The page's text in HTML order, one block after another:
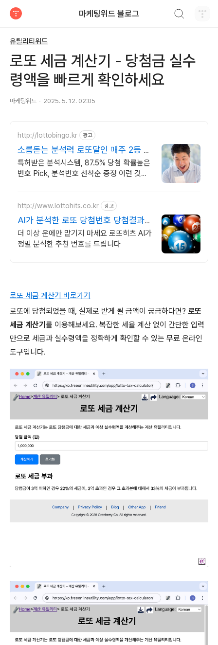
마케팅위드 블로그
유틸리티위드
로또 세금 계산기 - 당첨금 실수
령액을 빠르게 확인하세요
마케팅위드 2025. 5. 12. 02:05
http://lottobingo.kr 광고
소름돋는 분석력 로또달인 매주 2등 이
상 당첨자 속출
특허받은 분석시스템, 87.5% 당첨 확률높은
번호 Pick, 분석번호 선착순 증정 이런 것이
http://www.lottohits.co.kr 광고
AI가 분석한 로또 당첨번호 당첨결과
로 입증한 분석기술!
더 이상 운에만 맡기지 마세요 로또히츠 AI가
정밀 분석한 추천 번호를 드립니다
로또 세금 계산기 바로가기
로또에 당첨되었을 때, 실제로 받게 될 금액이 궁금하다면? 로또
세금 계산기 를 이용해보세요. 복잡한 세율 계산 없이 간단한 입력
만으로 세금과 실수령액을 정확하게 확인할 수 있는 무료 온라인
도구입니다.